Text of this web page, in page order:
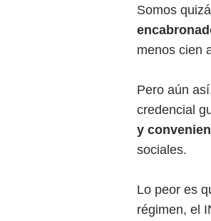
Somos
menos cien
Pero aún
credencial
y
sociales.
Lo peor es
régimen, el